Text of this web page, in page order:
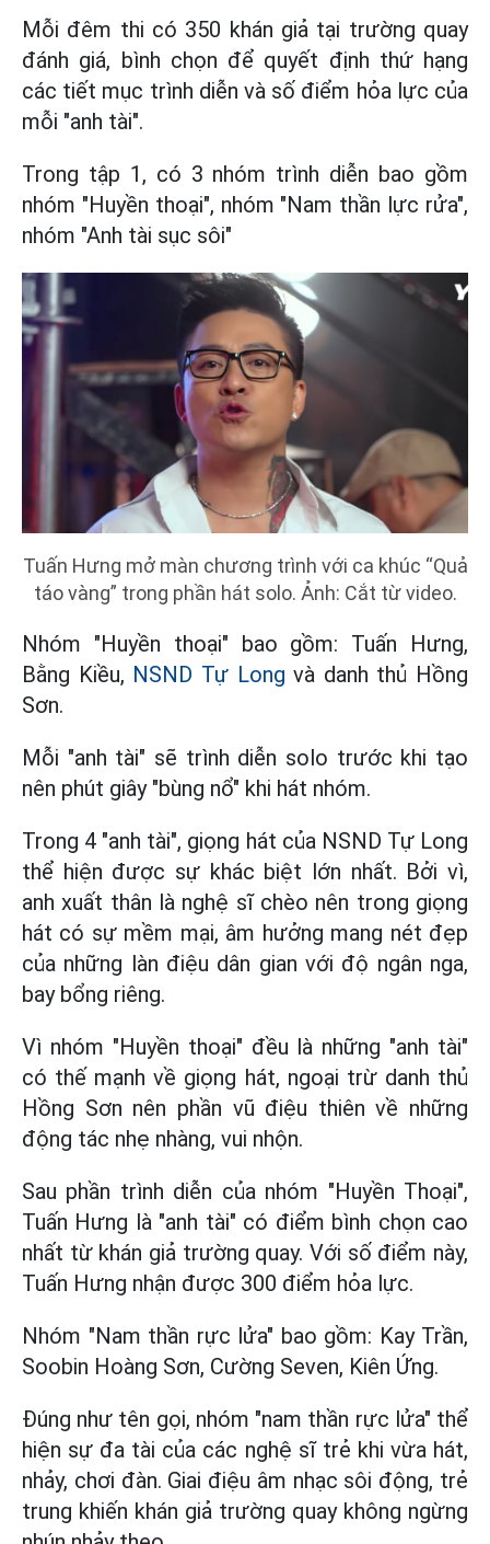
Mỗi đêm thi có 350 khán giả tại trường quay
đánh giá, bình chọn để quyết định thứ hạng
các tiết mục trình diễn và số điểm hỏa lực của
mỗi "anh tài".
Trong tập 1, có 3 nhóm trình diễn bao gồm
nhóm "Huyền thoại", nhóm "Nam thần lực rửa",
nhóm "Anh tài sục sôi"
Tuấn Hưng mở màn chương trình với ca khúc “Quả
táo vàng” trong phần hát solo. Ảnh: Cắt từ video.
Nhóm "Huyền thoại" bao gồm: Tuấn Hưng,
Bằng Kiều, NSND Tự Long và danh thủ Hồng
Sơn.
Mỗi "anh tài" sẽ trình diễn solo trước khi tạo
nên phút giây "bùng nổ" khi hát nhóm.
Trong 4 "anh tài", giọng hát của NSND Tự Long
thể hiện được sự khác biệt lớn nhất. Bởi vì,
anh xuất thân là nghệ sĩ chèo nên trong giọng
hát có sự mềm mại, âm hưởng mang nét đẹp
của những làn điệu dân gian với độ ngân nga,
bay bổng riêng.
Vì nhóm "Huyền thoại" đều là những "anh tài"
có thế mạnh về giọng hát, ngoại trừ danh thủ
Hồng Sơn nên phần vũ điệu thiên về những
động tác nhẹ nhàng, vui nhộn.
Sau phần trình diễn của nhóm "Huyền Thoại",
Tuấn Hưng là "anh tài" có điểm bình chọn cao
nhất từ khán giả trường quay. Với số điểm này,
Tuấn Hưng nhận được 300 điểm hỏa lực.
Nhóm "Nam thần rực lửa" bao gồm: Kay Trần,
Soobin Hoàng Sơn, Cường Seven, Kiên Ứng.
Đúng như tên gọi, nhóm "nam thần rực lửa" thể
hiện sự đa tài của các nghệ sĩ trẻ khi vừa hát,
nhảy, chơi đàn. Giai điệu âm nhạc sôi động, trẻ
trung khiến khán giả trường quay không ngừng